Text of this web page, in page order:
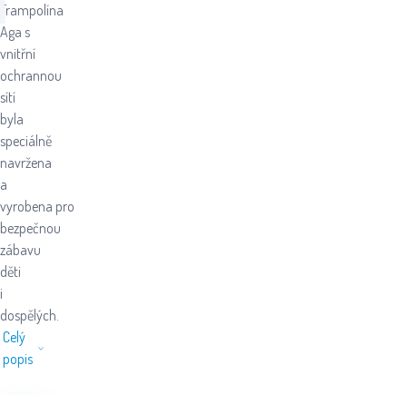
Trampolína
Aga s
vnitřní
ochrannou
sítí
byla
speciálně
navržena
a
vyrobena pro
bezpečnou
zábavu
děti
i
dospělých.
Celý
popis